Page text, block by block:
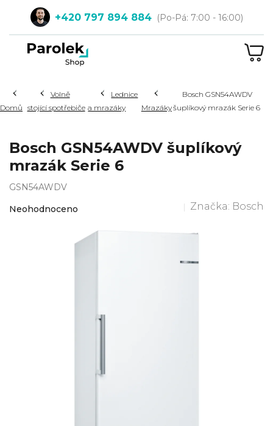
obsah
+420 797 894 884
Hledat
Domů
Volně
stojící spotřebiče
Lednice
a mrazáky
Mrazáky
Bosch GSN54AWDV
šuplíkový mrazák Serie 6
Bosch GSN54AWDV šuplíkový
mrazák Serie 6
GSN54AWDV
hodnocení
Neohodnoceno Značka: Bosch